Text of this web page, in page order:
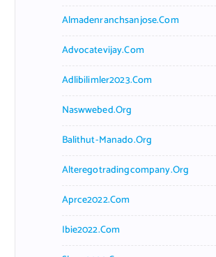
Almadenranchsanjose.com
Advocatevijay.com
Adlibilimler2023.com
Naswwebed.org
Balithut-Manado.org
Alteregotradingcompany.org
Aprce2022.com
Ibie2022.com